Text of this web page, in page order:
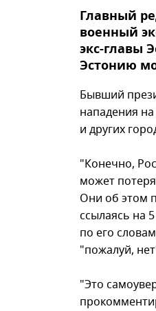
Главный
военный
экс-главы
Эстонию
Бывший
нападения
и других
"Конечно,
может
Они об этом
ссылаясь на
по его
"пожалуй,
"Это